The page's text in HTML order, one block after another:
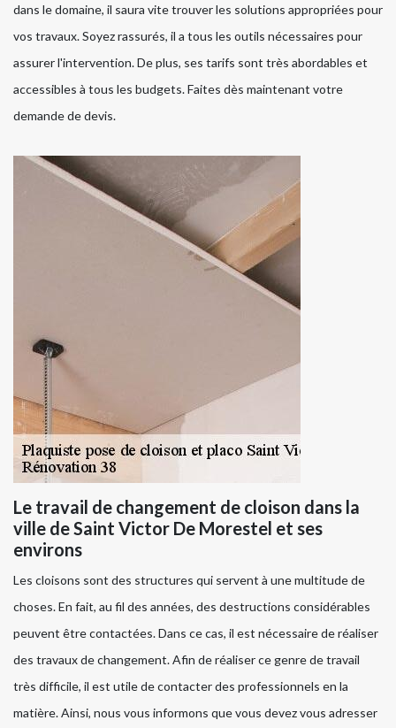
dans le domaine, il saura vite trouver les solutions appropriées pour
vos travaux. Soyez rassurés, il a tous les outils nécessaires pour
assurer l'intervention. De plus, ses tarifs sont très abordables et
accessibles à tous les budgets. Faites dès maintenant votre
demande de devis.
Le travail de changement de cloison dans la
ville de Saint Victor De Morestel et ses
environs
Les cloisons sont des structures qui servent à une multitude de
choses. En fait, au fil des années, des destructions considérables
peuvent être contactées. Dans ce cas, il est nécessaire de réaliser
des travaux de changement. Afin de réaliser ce genre de travail
très difficile, il est utile de contacter des professionnels en la
matière. Ainsi, nous vous informons que vous devez vous adresser